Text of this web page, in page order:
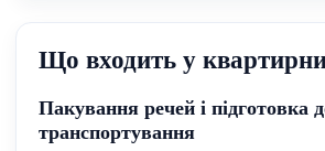
Що входить у
Пакування речей і підготовка
транспортування